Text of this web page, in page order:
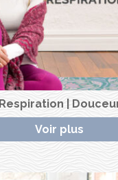
Respiration |
Voir plus